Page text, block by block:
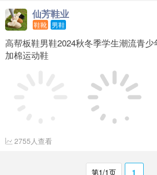
仙芳鞋业
鞋靴 男鞋
高帮板鞋男鞋2024秋冬季学生潮流青
加棉运动鞋
2755人查看
第1/1页 1